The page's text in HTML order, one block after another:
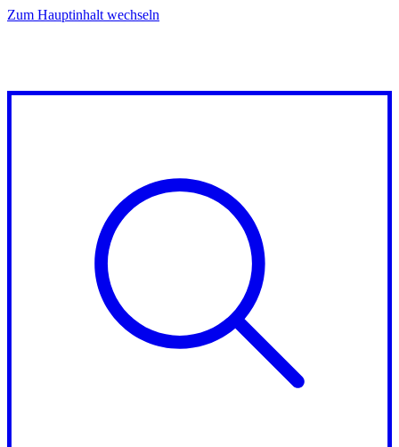
Zum Hauptinhalt wechseln